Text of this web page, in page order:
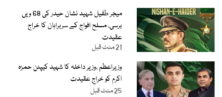
میجر طفیل شہید نشان حیدر کی 68 ویں
برسی، مسلح افواج کے سربراہان کا خراج
عقیدت
21 منٹ قبل
وزیراعظم ،وزیر داخلہ کا شہید کیپٹن حمزہ
اکرم کو خراجِ عقیدت
25 منٹ قبل